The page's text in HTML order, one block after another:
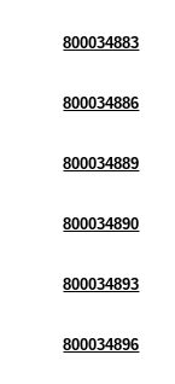
800034883
800034886
800034889
800034890
800034893
800034896